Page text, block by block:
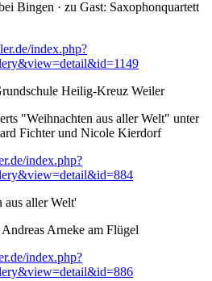
Bingen · zu Gast: Saxophonquartett
index.php?
Heilig-Kreuz Weiler
"Weihnachten aus aller Welt" unter
Fichter und Nicole Kierdorf
index.php?
aus aller Welt'
Arneke am Flügel
index.php?